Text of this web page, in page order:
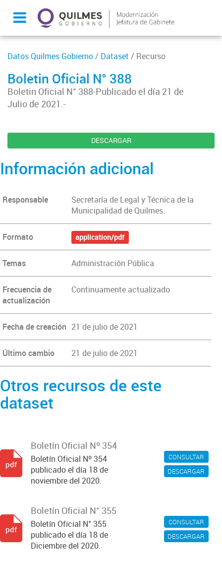
Datos Quilmes Gobierno/ Dataset / Recurso
Boletin Oficial N° 388
Boletin Oficial N° 388-Publicado el día 21 de
Julio de 2021.-
DESCARGAR
Información adicional
Responsable
Secretaría de Legal y Técnica de la
Municipalidad de Quilmes.
Formato application/pdf
Temas Administración Pública
Frecuencia de
actualización
Continuamente actualizado
Fecha de creación 21 de julio de 2021
Último cambio 21 de julio de 2021
Otros recursos de este
dataset
CONSULTAR
DESCARGAR
Boletín Oficial Nº 354
Boletín Oficial Nº 354
publicado el día 18 de
noviembre del 2020.
pdf
CONSULTAR
DESCARGAR
Boletín Oficial N° 355
Boletín Oficial N° 355
publicado el día 18 de
Diciembre del 2020.
pdf